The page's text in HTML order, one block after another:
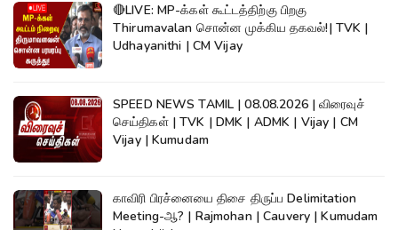
🔴LIVE: MP-க்கள் கூட்டத்திற்கு பிறகு
Thirumavalan சொன்ன முக்கிய தகவல்!| TVK |
Udhayanithi | CM Vijay
SPEED NEWS TAMIL | 08.08.2026 | விரைவுச்
செய்திகள் | TVK | DMK | ADMK | Vijay | CM
Vijay | Kumudam
காவிரி பிரச்னையை திசை திருப்ப Delimitation
Meeting-ஆ? | Rajmohan | Cauvery | Kumudam